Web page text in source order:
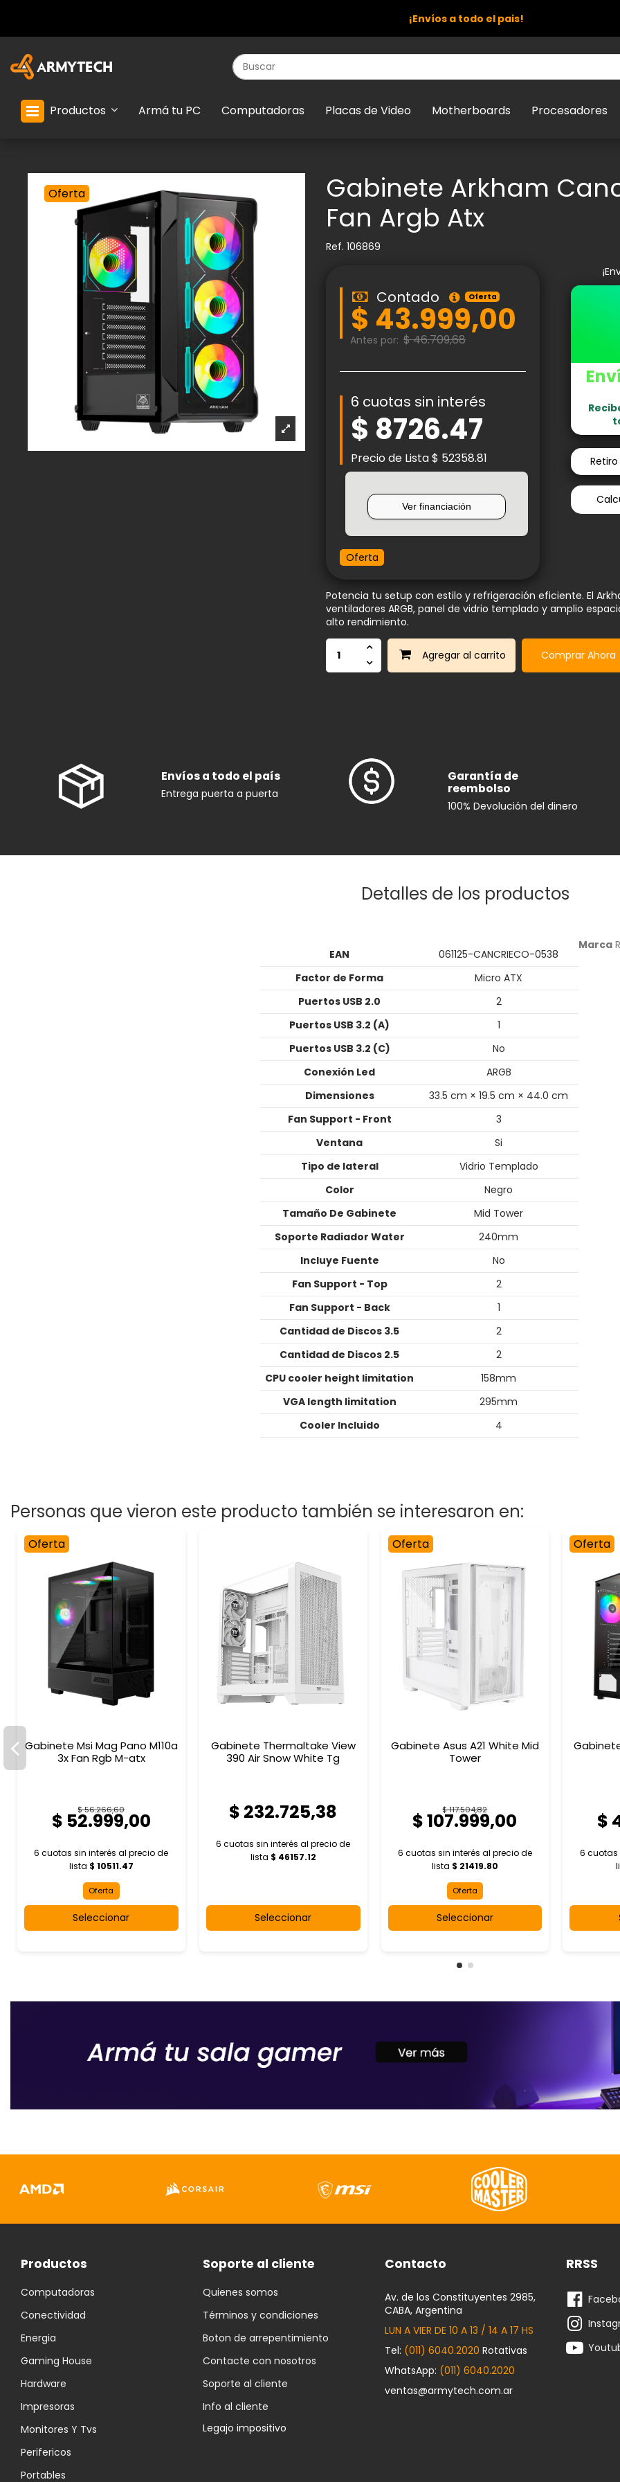
¡Envíos a todo el pais!
Productos Armá tu PC Computadoras Placas de Video Motherboards Procesadores
Oferta
Gabinete Arkham
Fan Argb Atx
Ref. 106869
Contado Oferta
$ 43.999,00
Antes por: $ 46.709,68
6 cuotas sin interés
$ 8726.47
Precio de Lista $ 52358.81
Oferta
Retiro
Potencia tu setup con estilo y refrigeración eficiente. El
ventiladores ARGB, panel de vidrio templado y amplio
alto rendimiento.
Agregar Comprar Ahora
Envíos a todo el país
Entrega puerta a puerta
Garantía de
reembolso
100% Devolución del dinero
Detalles de los productos
EAN
061125-CANCRIECO-0538
Factor de Forma
Micro ATX
Puertos USB 2.0
2
Puertos USB 3.2 (A)
1
Puertos USB 3.2 (C)
No
Conexión Led
ARGB
Dimensiones
33.5 cm × 19.5 cm × 44.0 cm
Fan Support - Front
3
Ventana
Si
Tipo de lateral
Vidrio Templado
Color
Negro
Tamaño De Gabinete
Mid Tower
Soporte Radiador Water
240mm
Incluye Fuente
No
Fan Support - Top
2
Fan Support - Back
1
Cantidad de Discos 3.5
2
Cantidad de Discos 2.5
2
CPU cooler height limitation
158mm
VGA length limitation
295mm
Cooler Incluido
4
Marca
Personas que vieron este producto también se interesaron en:
Oferta
Gabinete Msi Mag Pano M110a
3x Fan Rgb M-atx
$ 56.266,60
$ 52.999,00
6 cuotas sin interés alprecio de
lista $ 10511.47
Oferta
Seleccionar
Gabinete Thermaltake View
390 Air Snow White Tg
$ 232.725,38
6 cuotas sin interés alprecio de
lista $ 46157.12
Seleccionar
Oferta
Gabinete Asus A21 White Mid
Tower
$ 117.504,82
$ 107.999,00
6 cuotas sin interés al precio de
lista $ 21419.80
Oferta
Seleccionar
Oferta
$
6 cuotas
Productos
Computadoras
Conectividad
Energia
Gaming House
Hardware
Impresoras
Monitores Y Tvs
Perifericos
Portables
Soporte al cliente
Quienes somos
Términos y condiciones
Boton de arrepentimiento
Contacte con nosotros
Soporte al cliente
Info al cliente
Legajo impositivo
Contacto
Av. de los Constituyentes 2985,
CABA, Argentina
LUN A VIER DE 10 A 13 / 14 A 17 HS
Tel: (011) 6040.2020 Rotativas
WhatsApp: (011) 6040.2020
ventas@armytech.com.ar
RRSS